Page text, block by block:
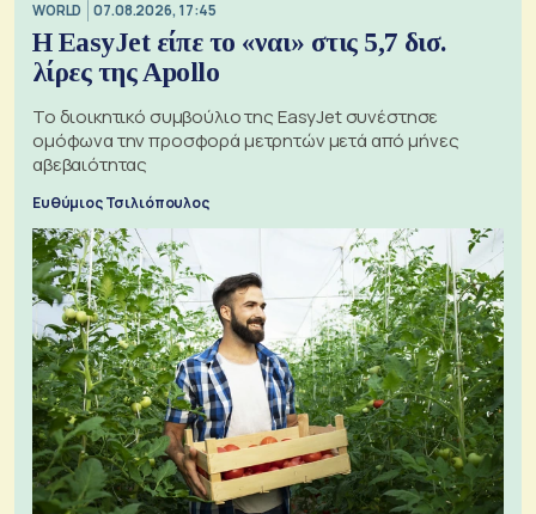
WORLD 07.08.2026, 17:45
Η EasyJet είπε το «ναι» στις 5,7 δισ.
λίρες της Apollo
Το διοικητικό συμβούλιο της EasyJet συνέστησε
ομόφωνα την προσφορά μετρητών μετά από μήνες
αβεβαιότητας
Ευθύμιος Τσιλιόπουλος